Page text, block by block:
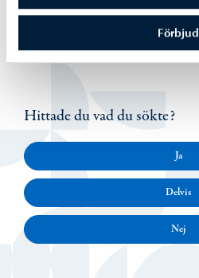
Förbjud
Hittade du vad du sökte?
Ja
Delvis
Nej